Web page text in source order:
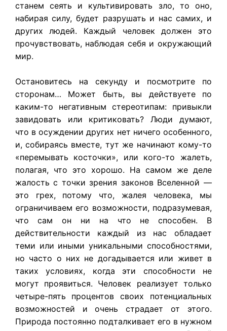
станем сеять и культивировать зло, то оно,
набирая силу, будет разрушать и нас самих, и
других людей. Каждый человек должен это
прочувствовать, наблюдая себя и окружающий
мир.
Остановитесь на секунду и посмотрите по
сторонам… Может быть, вы действуете по
каким-то негативным стереотипам: привыкли
завидовать или критиковать? Люди думают,
что в осуждении других нет ничего особенного,
и, собираясь вместе, тут же начинают кому-то
«перемывать косточки», или кого-то жалеть,
полагая, что это хорошо. На самом же деле
жалость с точки зрения законов Вселенной —
это грех, потому что, жалея человека, мы
ограничиваем его возможности, подразумевая,
что сам он ни на что не способен. В
действительности каждый из нас обладает
теми или иными уникальными способностями,
но часто о них не догадывается или живет в
таких условиях, когда эти способности не
могут проявиться. Человек реализует только
четыре-пять процентов своих потенциальных
возможностей и очень страдает от этого.
Природа постоянно подталкивает его в нужном